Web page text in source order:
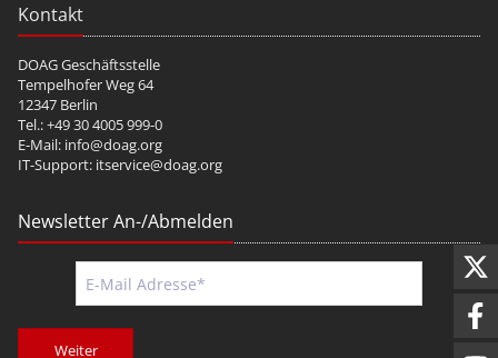
Kontakt
DOAG Geschäftsstelle
Tempelhofer Weg 64
12347 Berlin
Tel.: +49 30 4005 999-0
E-Mail: info@doag.org
IT-Support: itservice@doag.org
Newsletter An-/Abmelden
Weiter